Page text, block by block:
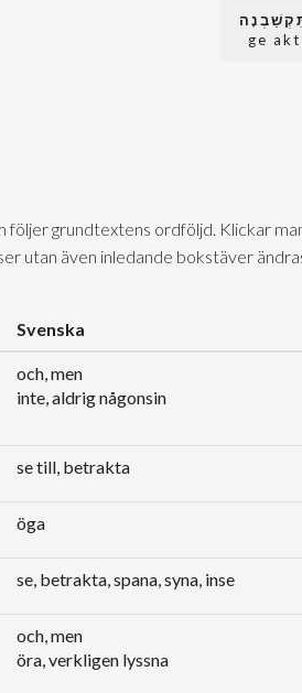
ge akt
grundtextens ordföljd. Klickar
utan även inledande bokstäver
Svenska
och, men
inte, aldrig någonsin
se till, betrakta
öga
se, betrakta, spana, syna, inse
och, men
öra, verkligen lyssna